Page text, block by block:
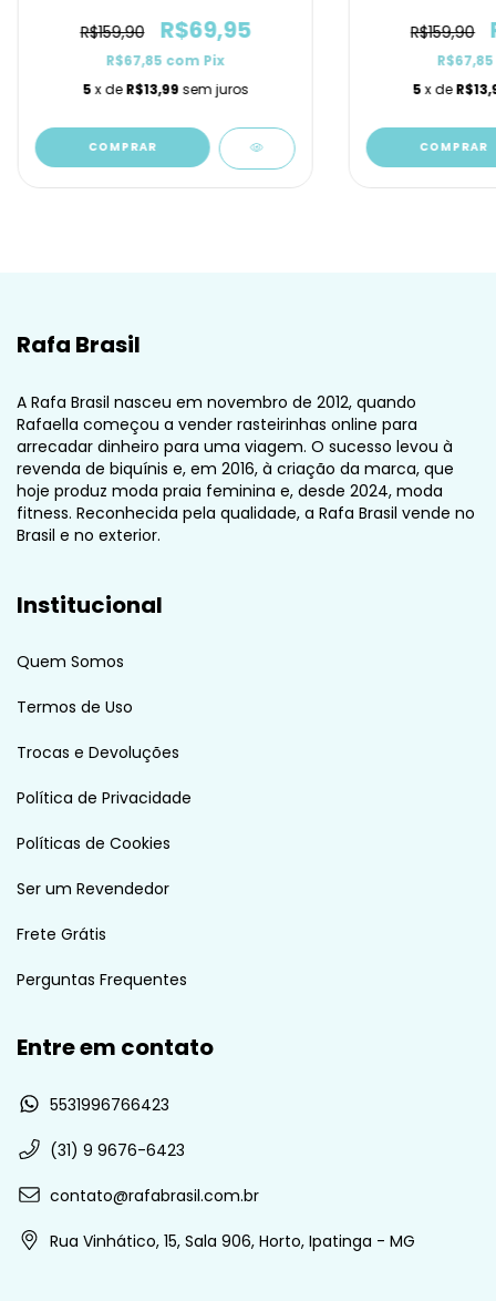
R$159,90 R$69,95
R$67,85 com Pix
5x deR$13,99 sem juros
COMPRAR
R$159,90
R$67,85
5 x de
COMPRAR
Rafa Brasil
A Rafa Brasil nasceu em novembro de 2012, quando
Rafaella começou a vender rasteirinhas online para
arrecadar dinheiro para uma viagem. O sucesso levou à
revenda de biquínis e, em 2016, à criação da marca, que
hoje produz moda praia feminina e, desde 2024, moda
fitness. Reconhecida pela qualidade, a Rafa Brasil vende no
Brasil e no exterior.
Institucional
Quem Somos
Termos de Uso
Trocas e Devoluções
Política de Privacidade
Políticas de Cookies
Ser um Revendedor
Frete Grátis
Perguntas Frequentes
Entre em contato
5531996766423
(31) 9 9676-6423
contato@rafabrasil.com.br
Rua Vinhático, 15, Sala 906, Horto, Ipatinga - MG